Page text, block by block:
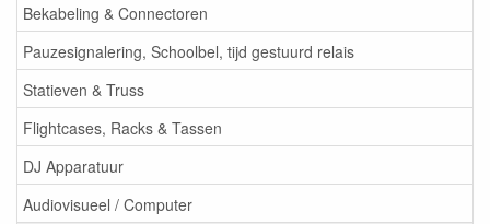
Bekabeling & Connectoren
Pauzesignalering, Schoolbel, tijd gestuurd relais
Statieven & Truss
Flightcases, Racks & Tassen
DJ Apparatuur
Audiovisueel / Computer